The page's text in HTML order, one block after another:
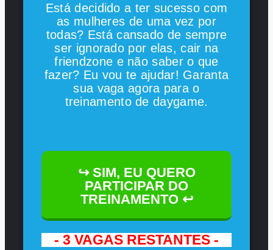
Está decidido a ter sucesso com
as mulheres de uma vez por
todas? Está cansado de sempre
ser ignorado por elas, cair na
friendzone e não saber o que
fazer? Eu vou te ajudar! Garanta
sua vaga agora para o
treinamento de daygame.
↪ SIM, EU QUERO
PARTICIPAR DO
TREINAMENTO ↩
- 3 VAGAS RESTANTES -